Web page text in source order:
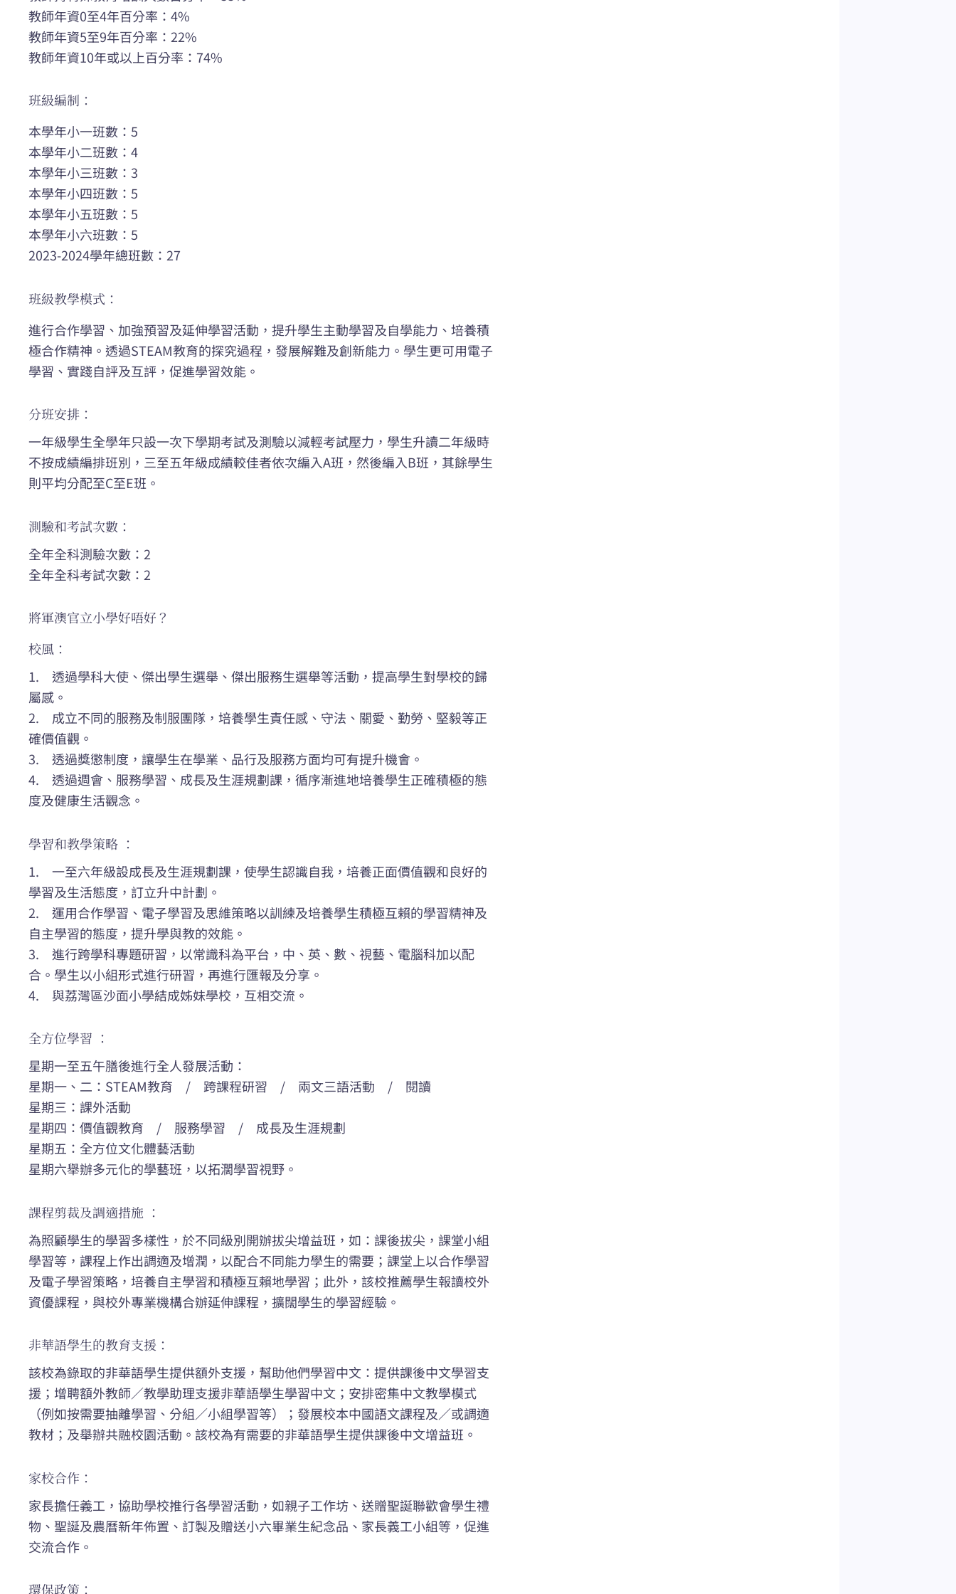
教師年資0至4年百分率：4%
教師年資5至9年百分率：22%
教師年資10年或以上百分率：74%
班級編制：
本學年小一班數：5
本學年小二班數：4
本學年小三班數：3
本學年小四班數：5
本學年小五班數：5
本學年小六班數：5
2023-2024學年總班數：27
班級教學模式：
進行合作學習、加強預習及延伸學習活動，提升學生主動學習及自學能力、培養積
極合作精神。透過STEAM教育的探究過程，發展解難及創新能力。學生更可用電子
學習、實踐自評及互評，促進學習效能。
分班安排：
一年級學生全學年只設一次下學期考試及測驗以減輕考試壓力，學生升讀二年級時
不按成績編排班別，三至五年級成績較佳者依次編入A班，然後編入B班，其餘學生
則平均分配至C至E班。
測驗和考試次數：
全年全科測驗次數：2
全年全科考試次數：2
將軍澳官立小學好唔好？
校風：
1. 透過學科大使、傑出學生選舉、傑出服務生選舉等活動，提高學生對學校的歸
屬感。
2. 成立不同的服務及制服團隊，培養學生責任感、守法、關愛、勤勞、堅毅等正
確價值觀。
3. 透過獎懲制度，讓學生在學業、品行及服務方面均可有提升機會。
4. 透過週會、服務學習、成長及生涯規劃課，循序漸進地培養學生正確積極的態
度及健康生活觀念。
學習和教學策略 ：
1. 一至六年級設成長及生涯規劃課，使學生認識自我，培養正面價值觀和良好的
學習及生活態度，訂立升中計劃。
2. 運用合作學習、電子學習及思維策略以訓練及培養學生積極互賴的學習精神及
自主學習的態度，提升學與教的效能。
3. 進行跨學科專題研習，以常識科為平台，中、英、數、視藝、電腦科加以配
合。學生以小組形式進行研習，再進行匯報及分享。
4. 與荔灣區沙面小學結成姊妹學校，互相交流。
全方位學習 ：
星期一至五午膳後進行全人發展活動：
星期一、二：STEAM教育 / 跨課程研習 / 兩文三語活動 / 閱讀
星期三：課外活動
星期四：價值觀教育 / 服務學習 / 成長及生涯規劃
星期五：全方位文化體藝活動
星期六舉辦多元化的學藝班，以拓濶學習視野。
課程剪裁及調適措施 ：
為照顧學生的學習多樣性，於不同級別開辦拔尖增益班，如：課後拔尖，課堂小組
學習等，課程上作出調適及增潤，以配合不同能力學生的需要；課堂上以合作學習
及電子學習策略，培養自主學習和積極互賴地學習；此外，該校推薦學生報讀校外
資優課程，與校外專業機構合辦延伸課程，擴闊學生的學習經驗。
非華語學生的教育支援：
該校為錄取的非華語學生提供額外支援，幫助他們學習中文：提供課後中文學習支
援；增聘額外教師／教學助理支援非華語學生學習中文；安排密集中文教學模式
（例如按需要抽離學習、分組／小組學習等）；發展校本中國語文課程及／或調適
教材；及舉辦共融校園活動。該校為有需要的非華語學生提供課後中文增益班。
家校合作：
家長擔任義工，協助學校推行各學習活動，如親子工作坊、送贈聖誕聯歡會學生禮
物、聖誕及農曆新年佈置、訂製及贈送小六畢業生紀念品、家長義工小組等，促進
交流合作。
環保政策：